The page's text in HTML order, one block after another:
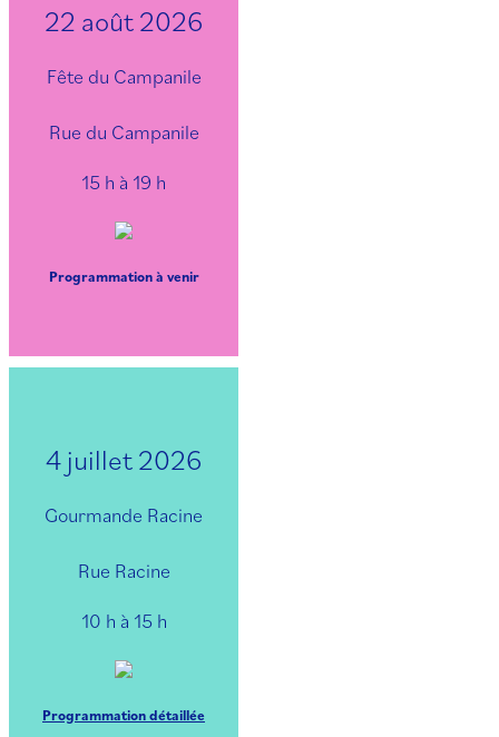
22 août 2026
Fête du Campanile
Rue du Campanile
15 h à 19 h
Programmation à venir
4 juillet 2026
Gourmande Racine
Rue Racine
10 h à 15 h
Programmation détaillée